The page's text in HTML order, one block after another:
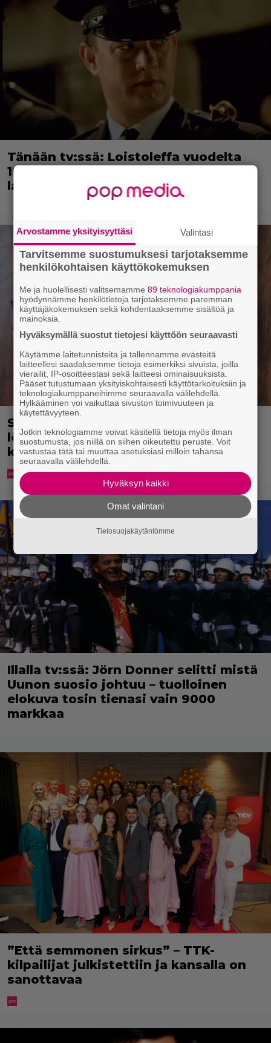
Tänään tv:ssä: Loistoleffa vuodelta
1999 – Stephen King ja Tom Hanks
laadun takeina
Syötkö perunoita näin? Tutkijat
löysivät yhteyden vakavaan
kansansairauteen
Illalla tv:ssä: Jörn Donner selitti mistä
Uunon suosio johtuu – tuolloinen
elokuva tosin tienasi vain 9000
markkaa
”Että semmonen sirkus” – TTK-
kilpailijat julkistettiin ja kansalla on
sanottavaa
Arvostamme yksityisyyttäsi Valintasi
Tarvitsemme suostumuksesi tarjotaksemme
henkilökohtaisen käyttökokemuksen
Me ja huolellisesti valitsemamme89 teknologiakumppania
hyödynnämme henkilötietoja tarjotaksemme paremman
käyttäjäkokemuksen sekä kohdentaaksemme sisältöä ja
mainoksia.
Hyväksymällä suostut tietojesi käyttöön seuraavasti
Käytämme laitetunnisteita ja tallennamme evästeitä
laitteellesi saadaksemme tietoja esimerkiksi sivuista, joilla
vierailit, IP-osoitteestasi sekä laitteesi ominaisuuksista.
Pääset tutustumaan yksityiskohtaisesti käyttötarkoituksiin ja
teknologiakumppaneihimme seuraavalla välilehdellä.
Hylkääminen voi vaikuttaa sivuston toimivuuteen ja
käytettävyyteen.
Jotkin teknologiamme voivat käsitellä tietoja myös ilman
suostumusta, jos niillä on siihen oikeutettu peruste. Voit
vastustaa tätä tai muuttaa asetuksiasi milloin tahansa
seuraavalla välilehdellä.
Hyväksyn kaikki
Omat valintani
Tietosuojakäytäntömme